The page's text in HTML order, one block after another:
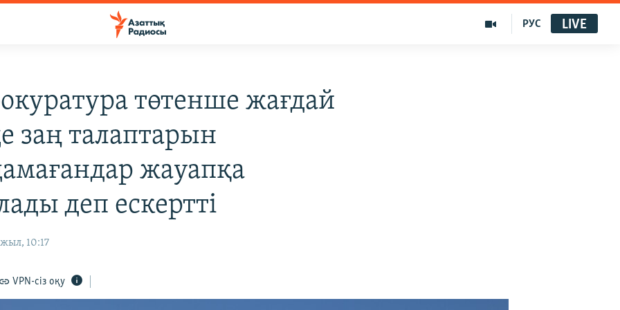
РУС LIVE
төтенше жағдай
заң талаптарын
жауапқа
деп ескертті
10:17
VPN-сіз оқу